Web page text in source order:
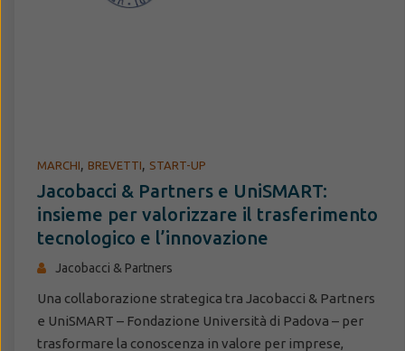
MARCHI, BREVETTI, START-UP
Jacobacci & Partners e UniSMART:
insieme per valorizzare il trasferimento
tecnologico e l’innovazione
Jacobacci & Partners
Una collaborazione strategica tra Jacobacci & Partners
e UniSMART – Fondazione Università di Padova – per
trasformare la conoscenza in valore per imprese,